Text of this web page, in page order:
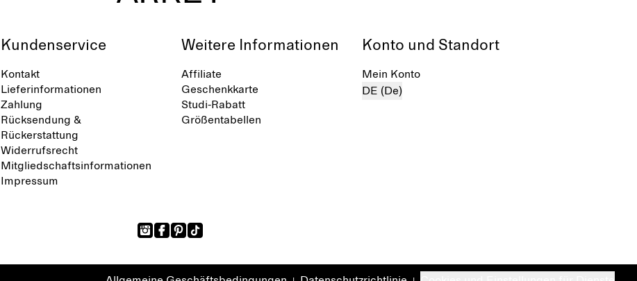
Kundenservice
Kontakt
Lieferinformationen
Zahlung
Rücksendung &
Rückerstattung
Widerrufsrecht
Mitgliedschaftsinformationen
Impressum
Weitere Informationen
Affiliate
Geschenkkarte
Studi-Rabatt
Größentabellen
Konto und Standort
Mein Konto
DE (De)